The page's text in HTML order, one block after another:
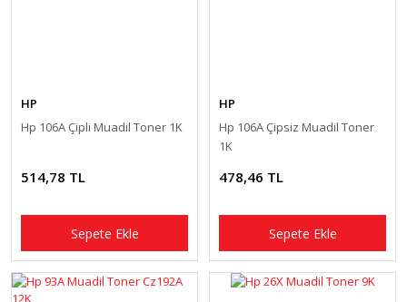
HP
Hp 106A Çipli Muadil Toner 1K
514,78 TL
Sepete Ekle
HP
Hp 106A Çipsiz Muadil Toner
1K
478,46 TL
Sepete Ekle